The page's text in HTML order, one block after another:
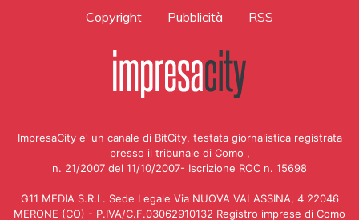
Copyright Pubblicità RSS
ImpresaCity e' un canale di BitCity, testata giornalistica registrata
presso il tribunale di Como ,
n. 21/2007 del 11/10/2007- Iscrizione ROC n. 15698
G11 MEDIA S.R.L. Sede Legale Via NUOVA VALASSINA, 4 22046
MERONE (CO) - P.IVA/C.F.03062910132 Registro imprese di Como